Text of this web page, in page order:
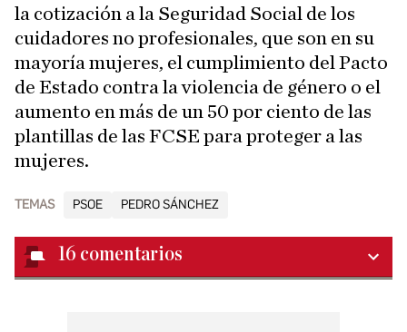
la cotización a la Seguridad Social de los
cuidadores no profesionales, que son en su
mayoría mujeres, el cumplimiento del Pacto
de Estado contra la violencia de género o el
aumento en más de un 50 por ciento de las
plantillas de las FCSE para proteger a las
mujeres.
TEMAS PSOE PEDRO SÁNCHEZ
16 comentarios